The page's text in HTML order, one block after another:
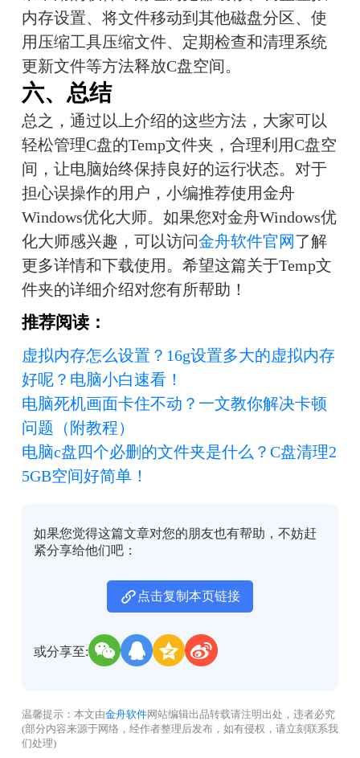
内存设置、将文件移动到其他磁盘分区、使
用压缩工具压缩文件、定期检查和清理系统
更新文件等方法释放C盘空间。
六、总结
总之，通过以上介绍的这些方法，大家可以
轻松管理C盘的Temp文件夹，合理利用C盘空
间，让电脑始终保持良好的运行状态。对于
担心误操作的用户，小编推荐使用金舟
Windows优化大师。如果您对金舟Windows优
化大师感兴趣，可以访问金舟软件官网了解
更多详情和下载使用。希望这篇关于Temp文
件夹的详细介绍对您有所帮助！
推荐阅读：
虚拟内存怎么设置？16g设置多大的虚拟内存
好呢？电脑小白速看！
电脑死机画面卡住不动？一文教你解决卡顿
问题（附教程）
电脑c盘四个必删的文件夹是什么？C盘清理2
5GB空间好简单！
如果您觉得这篇文章对您的朋友也有帮助，不妨赶
紧分享给他们吧：
点击复制本页链接
或分享至:
温馨提示：本文由金舟软件网站编辑出品转载请注明出处，违者必究
(部分内容来源于网络，经作者整理后发布，如有侵权，请立刻联系我
们处理)